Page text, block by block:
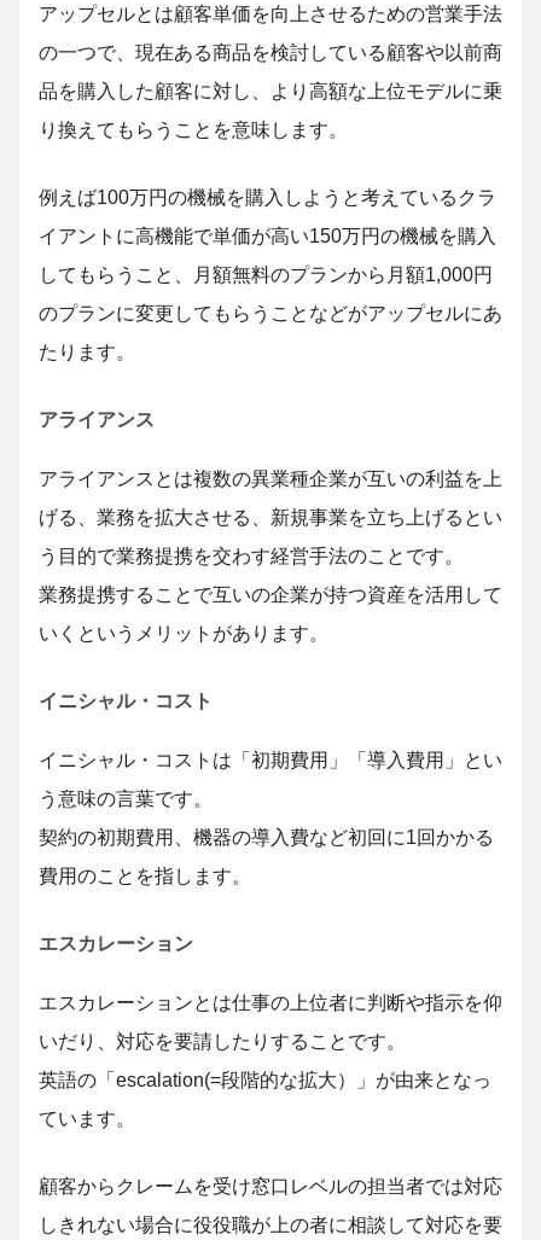
アップセルとは顧客単価を向上させるための営業手法
の一つで、現在ある商品を検討している顧客や以前商
品を購入した顧客に対し、より高額な上位モデルに乗
り換えてもらうことを意味します。
例えば100万円の機械を購入しようと考えているクラ
イアントに高機能で単価が高い150万円の機械を購入
してもらうこと、月額無料のプランから月額1,000円
のプランに変更してもらうことなどがアップセルにあ
たります。
アライアンス
アライアンスとは複数の異業種企業が互いの利益を上
げる、業務を拡大させる、新規事業を立ち上げるとい
う目的で業務提携を交わす経営手法のことです。
業務提携することで互いの企業が持つ資産を活用して
いくというメリットがあります。
イニシャル・コスト
イニシャル・コストは「初期費用」「導入費用」とい
う意味の言葉です。
契約の初期費用、機器の導入費など初回に1回かかる
費用のことを指します。
エスカレーション
エスカレーションとは仕事の上位者に判断や指示を仰
いだり、対応を要請したりすることです。
英語の「escalation(=段階的な拡大）」が由来となっ
ています。
顧客からクレームを受け窓口レベルの担当者では対応
しきれない場合に役役職が上の者に相談して対応を要